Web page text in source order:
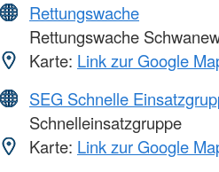
Rettungswache
Rettungswache
Karte: Link zur Google
SEG Schnelle
Schnelleinsatzgruppe
Karte: Link zur Google